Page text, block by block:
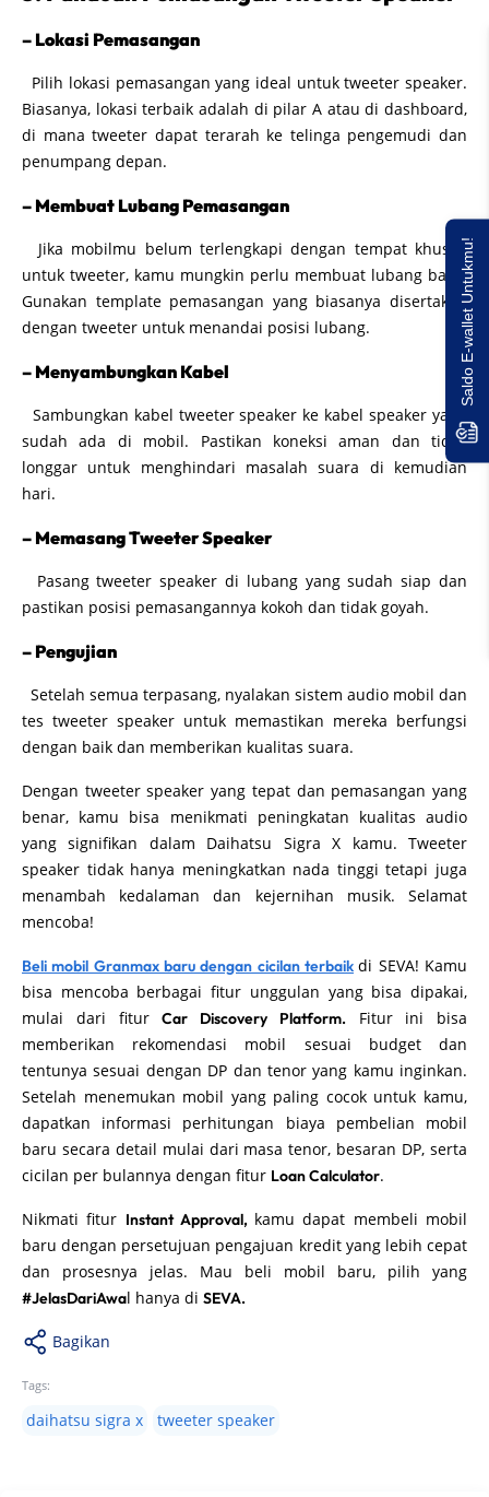
– Lokasi Pemasangan
Pilih lokasi pemasangan yang ideal untuk tweeter speaker.
Biasanya, lokasi terbaik adalah di pilar A atau di dashboard,
di mana tweeter dapat terarah ke telinga pengemudi dan
penumpang depan.
– Membuat Lubang Pemasangan
Jika mobilmu belum terlengkapi dengan tempat khusus
untuk tweeter, kamu mungkin perlu membuat lubang baru.
Gunakan template pemasangan yang biasanya disertakan
dengan tweeter untuk menandai posisi lubang.
– Menyambungkan Kabel
Sambungkan kabel tweeter speaker ke kabel speaker yang
sudah ada di mobil. Pastikan koneksi aman dan tidak
longgar untuk menghindari masalah suara di kemudian
hari.
– Memasang Tweeter Speaker
Pasang tweeter speaker di lubang yang sudah siap dan
pastikan posisi pemasangannya kokoh dan tidak goyah.
– Pengujian
Setelah semua terpasang, nyalakan sistem audio mobil dan
tes tweeter speaker untuk memastikan mereka berfungsi
dengan baik dan memberikan kualitas suara.
Dengan tweeter speaker yang tepat dan pemasangan yang
benar, kamu bisa menikmati peningkatan kualitas audio
yang signifikan dalam Daihatsu Sigra X kamu. Tweeter
speaker tidak hanya meningkatkan nada tinggi tetapi juga
menambah kedalaman dan kejernihan musik. Selamat
mencoba!
Beli mobil Granmax baru dengan cicilan terbaik di SEVA! Kamu
bisa mencoba berbagai fitur unggulan yang bisa dipakai,
mulai dari fiturCar Discovery Platform. Fitur ini bisa
memberikan rekomendasi mobil sesuai budget dan
tentunya sesuai dengan DP dan tenor yang kamu inginkan.
Setelah menemukan mobil yang paling cocok untuk kamu,
dapatkan informasi perhitungan biaya pembelian mobil
baru secara detail mulai dari masa tenor, besaran DP, serta
cicilan per bulannya dengan fitur Loan Calculator.
Nikmati fitur Instant Approval, kamu dapat membeli mobil
baru dengan persetujuan pengajuan kredit yang lebih cepat
dan prosesnya jelas. Mau beli mobil baru, pilih yang
#JelasDariAwal hanya di SEVA.
Bagikan
Tags:
daihatsu sigra x tweeter speaker
Saldo E-wallet Untukmu!